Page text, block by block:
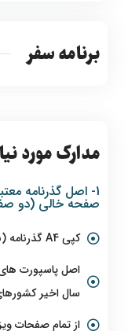
برنامه سفر
مدارک مورد
صفحه خالی (دو
کپی A4 گذرنامه (بسیار واضح)
سال اخیر
از تمام صفحات